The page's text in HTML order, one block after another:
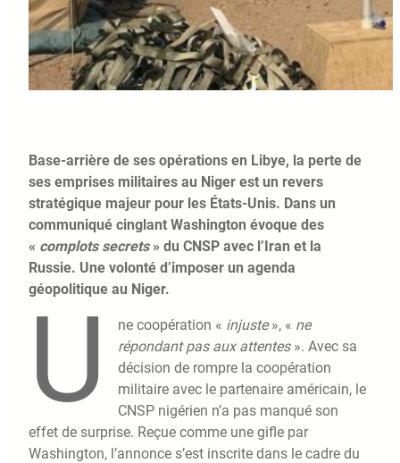
Base-arrière de ses opérations en Libye, la perte de
ses emprises militaires au Niger est un revers
stratégique majeur pour les États-Unis. Dans un
communiqué cinglant Washington évoque des
« complots secrets» du CNSP avec l’Iran et la
Russie. Une volonté d’imposer un agenda
géopolitique au Niger.
U ne coopération « injuste», « ne
répondant pas aux attentes». Avec sa
décision de rompre la coopération
militaire avec le partenaire américain, le
CNSP nigérien n’a pas manqué son
effet de surprise. Reçue comme une gifle par
Washington, l’annonce s’est inscrite dans le cadre du